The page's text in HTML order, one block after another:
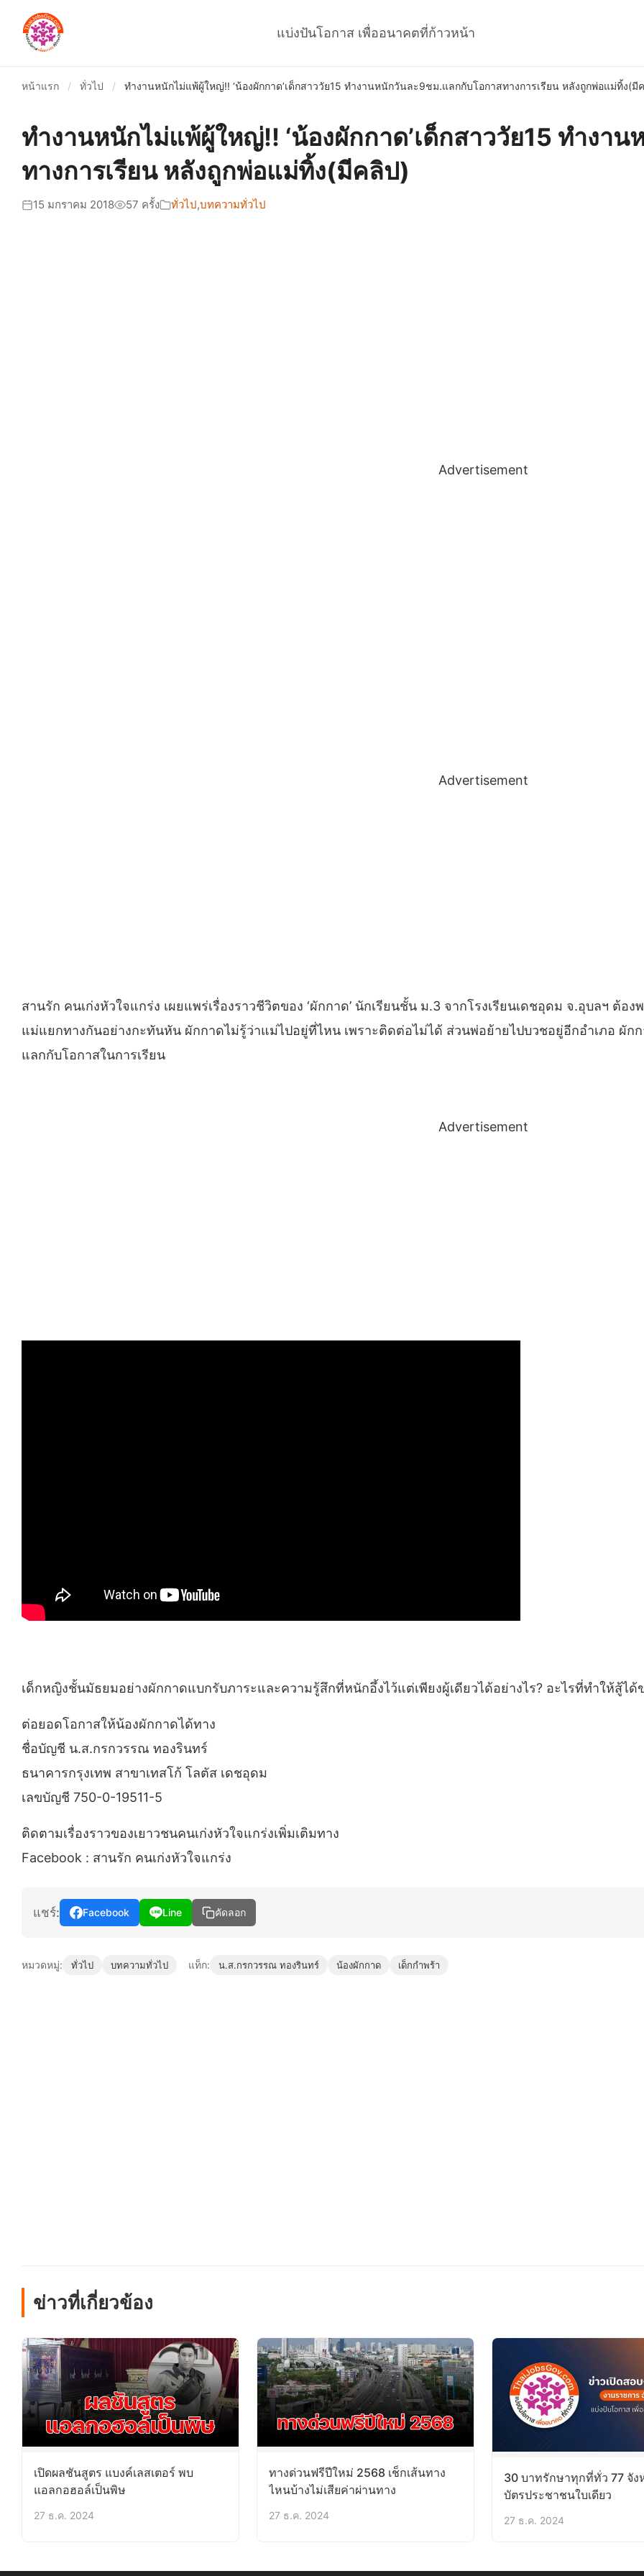
แบ่งปันโอกาส เพื่ออนาคตที่ก้าวหน้า
หน้าแรก / ทั่วไป / ทำงานหนักไม่แพ้ผู้ใหญ่!! ‘น้องผักกาด’เด็กสาววัย15 ทำงานหนักวันละ9ชม.แลกกับโอกาสทางการเรียน หลังถูกพ่อแม่ทิ้ง(มี
ทำงานหนักไม่แพ้ผู้ใหญ่!! ‘น้องผักกาด’เด็กสาววัย15 ทำงา
ทางการเรียน หลังถูกพ่อแม่ทิ้ง(มีคลิป)
15 มกราคม 2018 57 ครั้ง ทั่วไป,บทความทั่วไป
Advertisement
Advertisement
สานรัก คนเก่งหัวใจแกร่ง เผยแพร่เรื่องราวชีวิตของ ‘ผักกาด’ นักเรียนชั้น ม.3 จากโรงเรียนเดชอุดม จ.อุบลฯ ต้อ
แม่แยกทางกันอย่างกะทันหัน ผักกาดไม่รู้ว่าแม่ไปอยู่ที่ไหน เพราะติดต่อไม่ได้ ส่วนพ่อย้ายไปบวชอยู่อีกอำเภอ ผัก
แลกกับโอกาสในการเรียน
Advertisement
เด็กหญิงชั้นมัธยมอย่างผักกาดแบกรับภาระและความรู้สึกที่หนักอึ้งไว้แต่เพียงผู้เดียวได้อย่างไร? อะไรที่ทำให้สู้ได้
ต่อยอดโอกาสให้น้องผักกาดได้ทาง
ชื่อบัญชี น.ส.กรกวรรณ ทองรินทร์
ธนาคารกรุงเทพ สาขาเทสโก้ โลตัส เดชอุดม
เลขบัญชี 750-0-19511-5
ติดตามเรื่องราวของเยาวชนคนเก่งหัวใจแกร่งเพิ่มเติมทาง
Facebook : สานรัก คนเก่งหัวใจแกร่ง
แชร์: Facebook Line คัดลอก
หมวดหมู่: ทั่วไป บทความทั่วไป แท็ก: น.ส.กรกวรรณ ทองรินทร์ น้องผักกาด เด็กกำพร้า
ข่าวที่เกี่ยวข้อง
เปิดผลชันสูตร แบงค์เลสเตอร์ พบ
แอลกอฮอล์เป็นพิษ
27 ธ.ค. 2024
ทางด่วนฟรีปีใหม่ 2568 เช็กเส้นทาง
ไหนบ้างไม่เสียค่าผ่านทาง
27 ธ.ค. 2024
30 บาทรักษาทุกที่ทั่ว 77 จัง
บัตรประชาชนใบเดียว
27 ธ.ค. 2024